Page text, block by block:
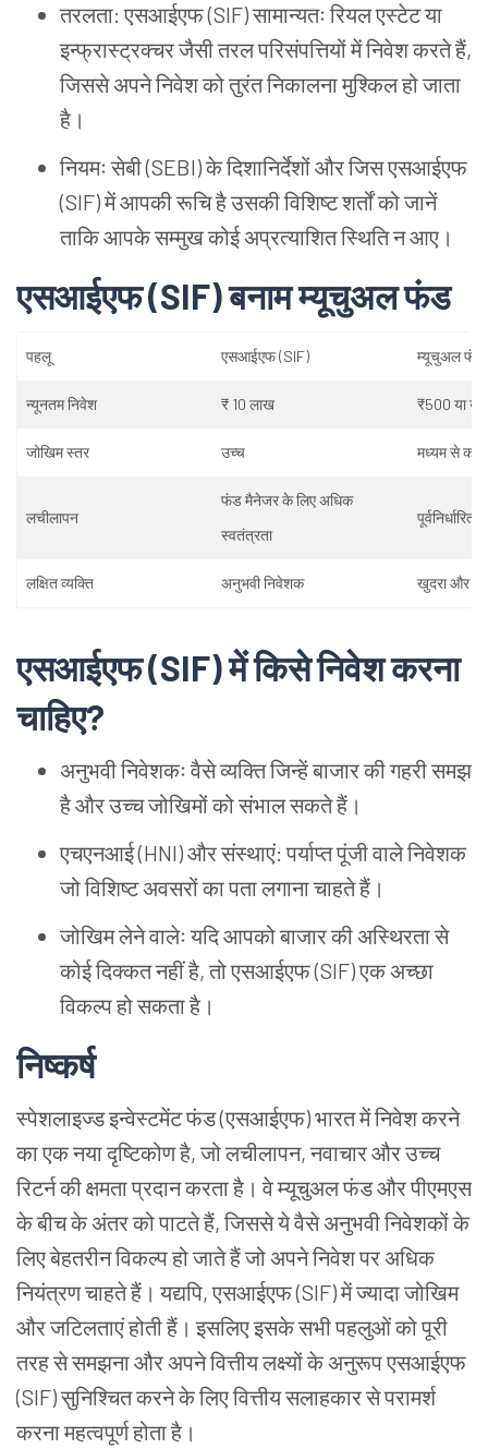
तरलता: एसआईएफ (SIF) सामान्यतः रियलएस्टेटया
इन्फ्रास्ट्रक्चरजैसीतरलपरिसंपत्तियोंमेंनिवेशकरतेहैं,
जिससेअपनेनिवेशकोतुरंतनिकालनामुश्किलहोजाता
है।
नियमः सेबी (SEBI) केदिशानिर्देशोंऔरजिसएसआईएफ
(SIF) मेंआपकीरूचिहैउसकीविशिष्टशर्तोंकोजानें
ताकिआपकेसम्मुखकोईअप्रत्याशितस्थितिनआए।
एसआईएफ (SIF) बनामम्यूचुअलफंड
पहलू एसआईएफ (SIF) म्यूचुअलफंड
न्यूनतमनिवेश ₹ 10 लाख ₹500 या
जोखिमस्तर उच्च मध्यमसेकम
लचीलापन
फंडमैनेजरकेलिएअधिक
स्वतंत्रता
पूर्वनिर्धारित
लक्षितव्यक्ति अनुभवीनिवेशक खुदराऔर
एसआईएफ (SIF) मेंकिसेनिवेशकरना
चाहिए?
अनुभवीनिवेशकः वैसेव्यक्तिजिन्हेंबाजारकीगहरीसमझ
हैऔरउच्चजोखिमोंकोसंभालसकतेहैं।
एचएनआई (HNI) औरसंस्थाएं: पर्याप्तपूंजीवालेनिवेशक
जोविशिष्टअवसरोंकापतालगानाचाहतेहैं।
जोखिमलेनेवालेः यदिआपकोबाजारकीअस्थिरतासे
कोईदिक्कतनहींहै, तोएसआईएफ (SIF) एकअच्छा
विकल्पहोसकताहै।
निष्कर्ष
स्पेशलाइज्डइन्वेस्टमेंटफंड (एसआईएफ) भारतमेंनिवेशकरने
काएकनयादृष्टिकोणहै, जोलचीलापन, नवाचारऔरउच्च
रिटर्नकीक्षमताप्रदानकरताहै। वेम्यूचुअलफंडऔरपीएमएस
केबीचकेअंतरकोपाटतेहैं, जिससेयेवैसेअनुभवीनिवेशकोंके
लिएबेहतरीनविकल्पहोजातेहैंजोअपनेनिवेशपरअधिक
नियंत्रणचाहतेहैं। यद्यपि, एसआईएफ (SIF) मेंज्यादाजोखिम
औरजटिलताएंहोतीहैं। इसलिएइसकेसभीपहलुओंकोपूरी
तरहसेसमझनाऔरअपनेवित्तीयलक्ष्योंकेअनुरूपएसआईएफ
(SIF) सुनिश्चितकरनेकेलिएवित्तीयसलाहकारसेपरामर्श
करनामहत्वपूर्णहोताहै।